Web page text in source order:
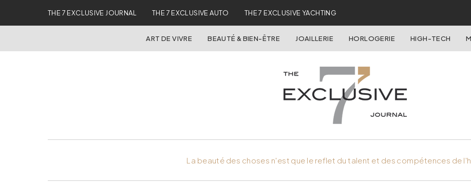
THE 7 EXCLUSIVE JOURNAL THE 7 EXCLUSIVE AUTO THE 7 EXCLUSIVE YACHTING
ART DE VIVRE BEAUTÉ & BIEN-ÊTRE JOAILLERIE HORLOGERIE HIGH-TECH
La beauté des choses n'est que le reflet du talent et des compétences de